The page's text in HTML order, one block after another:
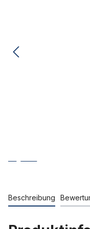
Beschreibung